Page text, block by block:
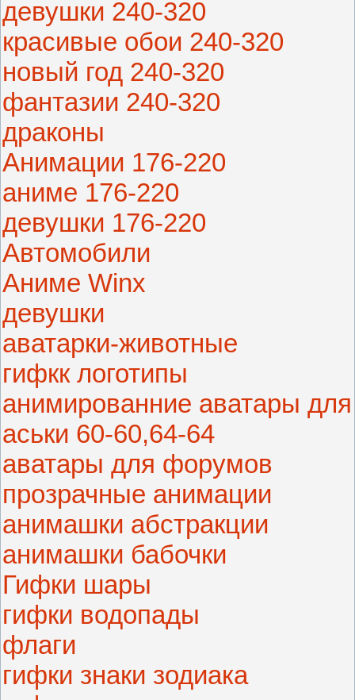
девушки 240-320
красивые обои 240-320
новый год 240-320
фантазии 240-320
драконы
Анимации 176-220
аниме 176-220
девушки 176-220
Автомобили
Аниме Winx
девушки
аватарки-животные
гифкк логотипы
анимированние аватары для
аськи 60-60,64-64
аватары для форумов
прозрачные анимации
анимашки абстракции
анимашки бабочки
Гифки шары
гифки водопады
флаги
гифки знаки зодиака